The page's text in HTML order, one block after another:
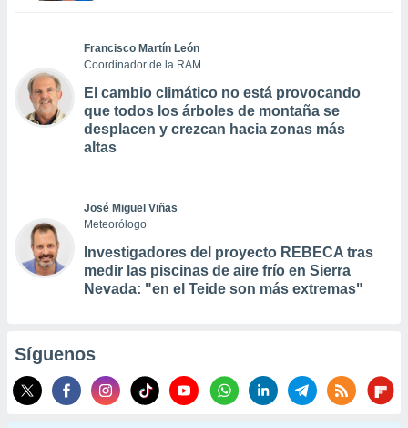
Francisco Martín León
Coordinador de la RAM
El cambio climático no está provocando
que todos los árboles de montaña se
desplacen y crezcan hacia zonas más
altas
José Miguel Viñas
Meteorólogo
Investigadores del proyecto REBECA tras
medir las piscinas de aire frío en Sierra
Nevada: "en el Teide son más extremas"
Síguenos